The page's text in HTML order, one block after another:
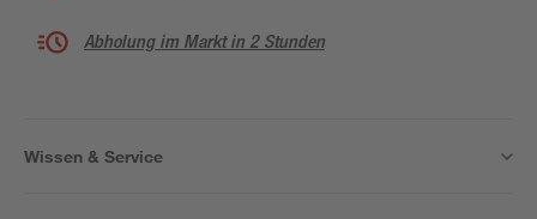
Abholung im Markt in 2 Stunden
Wissen & Service